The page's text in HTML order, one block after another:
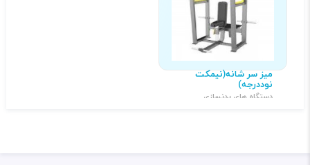
میز سر شانه(نیمکت
نوددرجه)
دستگاه های بدنسازی